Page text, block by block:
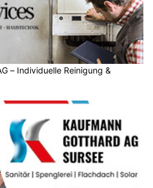
– Individuelle Reinigung &